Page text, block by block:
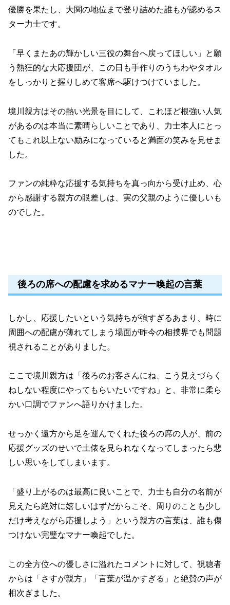
優勝を果たし、大関の地位まで登り詰めた誰もが認めるス
ター力士です。
「早くまたあの輝かしい三役の舞台へ戻ってほしい」と願
う熱狂的な大応援団が、この日も手作りのうちわやタオル
をしっかりと握りしめて客席へ駆けつけていました。
境川親方はその熱い光景を目にして、これほど根強い人気
があるのは本当に素晴らしいことであり、力士本人にとっ
てもこれ以上ない励みになっていると満面の笑みを見せま
した。
ファンの純粋な応援する気持ちを真っ向から受け止め、心
から感謝する親方の眼差しは、実の父親のように優しいも
のでした。
後ろの席への配慮を求めるマナー喚起の言葉
しかし、応援したいという気持ちが強すぎるあまり、時に
周囲への配慮が薄れてしまう場面が昨今の相撲界でも問題
視されることがありました。
ここで境川親方は「後ろのお客さんにね、こう見えづらく
ねしない程度にやってもらいたいですね」と、非常に柔ら
かい口調でファンへ語りかけました。
せっかく遠方から足を運んでくれた後ろの席の人が、前の
応援グッズのせいで土俵を見られなくなってしまったら悲
しい思いをしてしまいます。
「盛り上がるのは最高に良いことで、力士も自分の名前が
見えたら絶対に嬉しいはずだからこそ、周りのことも少し
だけ考えながら応援しよう」という親方の言葉は、誰も傷
つけない完璧なマナー喚起でした。
この全方位への優しさに溢れたコメントに対して、視聴者
からは「さすが親方」「言葉が温かすぎる」と絶賛の声が
相次ぎました。